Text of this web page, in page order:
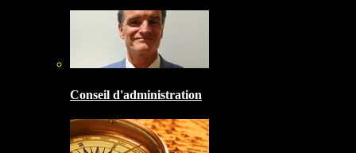
Conseil d'administration